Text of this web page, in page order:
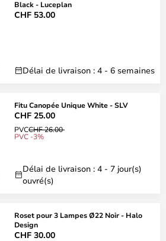
Black - Luceplan
CHF 53.00
Délai de livraison : 4 - 6 semaines
Fitu Canopée Unique White - SLV
CHF 25.00
PVCCHF 26.00
PVC -3%
Délai de livraison : 4 - 7 jour(s)
ouvré(s)
Roset pour 3 Lampes Ø22 Noir - Halo
Design
CHF 30.00